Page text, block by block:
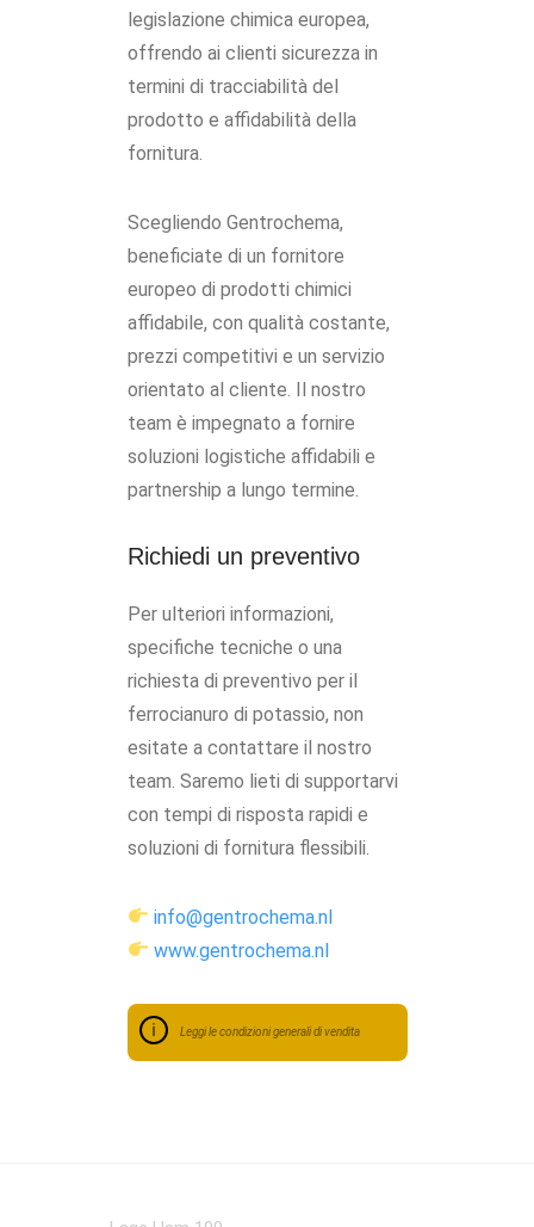
legislazione chimica europea,
offrendo ai clienti sicurezza in
termini di tracciabilità del
prodotto e affidabilità della
fornitura.
Scegliendo Gentrochema,
beneficiate di un fornitore
europeo di prodotti chimici
affidabile, con qualità costante,
prezzi competitivi e un servizio
orientato al cliente. Il nostro
team è impegnato a fornire
soluzioni logistiche affidabili e
partnership a lungo termine.
Richiedi un preventivo
Per ulteriori informazioni,
specifiche tecniche o una
richiesta di preventivo per il
ferrocianuro di potassio, non
esitate a contattare il nostro
team. Saremo lieti di supportarvi
con tempi di risposta rapidi e
soluzioni di fornitura flessibili.
info@gentrochema.nl
www.gentrochema.nl
Leggi le condizioni generali di vendita